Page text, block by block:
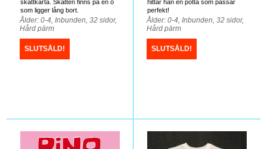
skattkarta. Skatten finns på en ö
som ligger lång bort.
Ålder: 0-4, Inbunden, 32 sidor,
Hård pärm
SLUTSÅLD!
hittar han en potta som passar
perfekt!
Ålder: 0-4, Inbunden, 32 sidor,
Hård pärm
SLUTSÅLD!